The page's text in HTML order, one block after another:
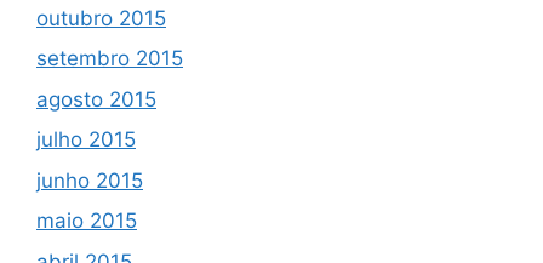
outubro 2015
setembro 2015
agosto 2015
julho 2015
junho 2015
maio 2015